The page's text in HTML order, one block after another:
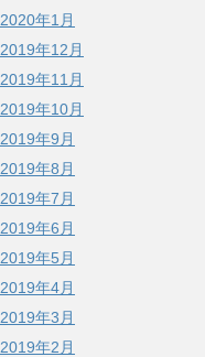
2020年1月
2019年12月
2019年11月
2019年10月
2019年9月
2019年8月
2019年7月
2019年6月
2019年5月
2019年4月
2019年3月
2019年2月